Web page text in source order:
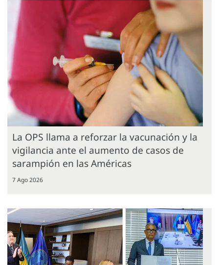
La OPS llama a reforzar la vacunación y la
vigilancia ante el aumento de casos de
sarampión en las Américas
7 Ago 2026